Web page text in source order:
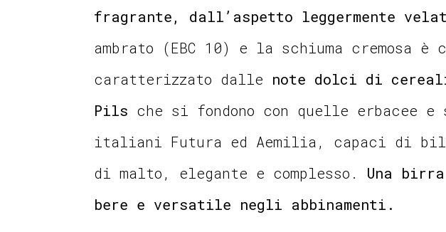
fragrante, dall’aspetto leggermente
ambrato (EBC 10) e la schiuma cremosa è
caratterizzato dalle note dolci di
Pils che si fondono con quelle erbacee
italiani Futura ed Aemilia, capaci di
di malto, elegante e complesso. Una
bere e versatile negli abbinamenti.